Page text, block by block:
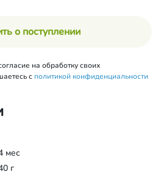
о поступлении
на обработку своих
с политикой конфиденциальности
мес
г